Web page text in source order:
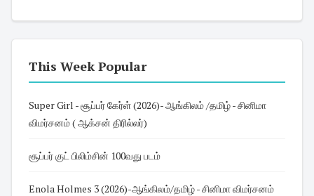
This Week Popular
Super Girl - சூப்பர் கேர்ள் (2026)- ஆங்கிலம் /தமிழ் - சினிமா
விமர்சனம் ( ஆக்சன் திரில்லர்)
சூப்பர் குட் பிலிம்சின் 100வது படம்
Enola Holmes 3 (2026)-ஆங்கிலம்/தமிழ் - சினிமா விமர்சனம்